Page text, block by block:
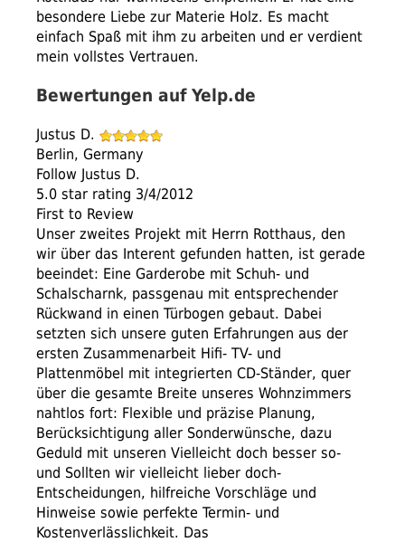
besondere Liebe zur Materie Holz. Es macht
einfach Spaß mit ihm zu arbeiten und er verdient
mein vollstes Vertrauen.
Bewertungen auf Yelp.de
Justus D.
Berlin, Germany
Follow Justus D.
5.0 star rating 3/4/2012
First to Review
Unser zweites Projekt mit Herrn Rotthaus, den
wir über das Interent gefunden hatten, ist gerade
beeindet: Eine Garderobe mit Schuh- und
Schalscharnk, passgenau mit entsprechender
Rückwand in einen Türbogen gebaut. Dabei
setzten sich unsere guten Erfahrungen aus der
ersten Zusammenarbeit Hifi- TV- und
Plattenmöbel mit integrierten CD-Ständer, quer
über die gesamte Breite unseres Wohnzimmers
nahtlos fort: Flexible und präzise Planung,
Berücksichtigung aller Sonderwünsche, dazu
Geduld mit unseren Vielleicht doch besser so-
und Sollten wir vielleicht lieber doch-
Entscheidungen, hilfreiche Vorschläge und
Hinweise sowie perfekte Termin- und
Kostenverlässlichkeit. Das